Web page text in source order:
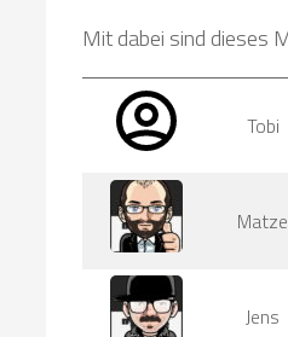
Mit dabei sind dieses
Tobi
Matze
Jens